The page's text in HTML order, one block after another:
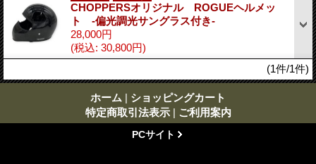
CHOPPERSオリジナル ROGUEヘルメッ
ト -偏光調光サングラス付き-
28,000円
(税込: 30,800円)
(1件/1件)
ホーム | ショッピングカート
特定商取引法表示 | ご利用案内
PCサイト